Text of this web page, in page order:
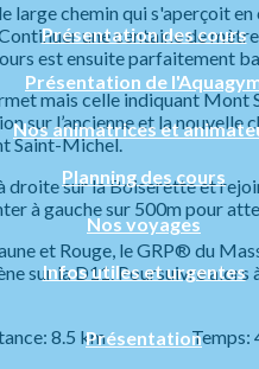
Présentation des cours
Présentation de
Nos animatrices et
Planning des cours
Nos voyages
Infos utiles et urgentes
Présentation
large chemin qui s'aperçoit
une centaine de
est ensuite parfaitement
mais celle indiquant Mont
sur l’ancienne et la
Saint-Michel.
droite sur la Boiserette et
à gauche sur 500m pour
et Rouge, le GRP® du
sur la D11. Poursuivre
8.5 km Temps: 4